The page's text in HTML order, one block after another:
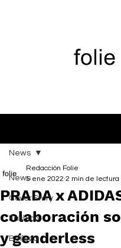
News
Cover Story
Fashion
Belleza
News
PRADA x
colaboración
y genderless
Redacción Folie
5 ene 2022 2 min de lectura